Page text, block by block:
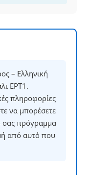
– Ελληνική
ΕΡΤ1.
πληροφορίες
να μπορέσετε
σας πρόγραμμα
από αυτό που